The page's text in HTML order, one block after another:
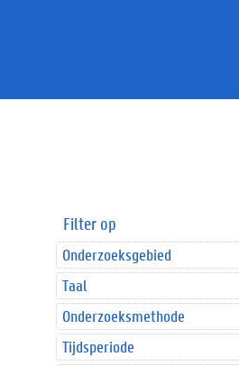
Filter op
Onderzoeksgebied
Taal
Onderzoeksmethode
Tijdsperiode